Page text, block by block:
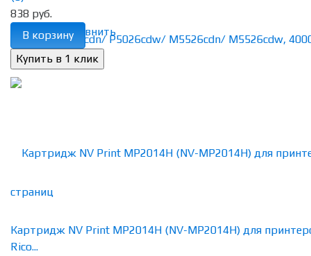
избранное сравнить
838 руб.
В корзину
Картридж NV Print MP2014H (NV-MP2014H) для
Rico...